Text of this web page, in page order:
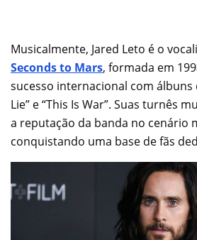
Musicalmente, Jared Leto é o
Seconds to Mars, formada em
sucesso internacional com álbuns
Lie” e “This Is War”. Suas turnês
a reputação da banda no cenário
conquistando uma base de fãs